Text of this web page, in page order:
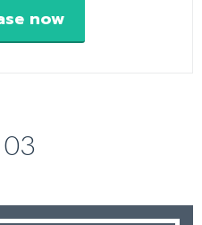
now
03